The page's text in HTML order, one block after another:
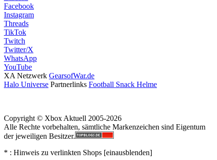
Facebook
Instagram
Threads
TikTok
Twitch
Twitter/X
WhatsApp
YouTube
XA Netzwerk GearsofWar.de
Halo Universe Partnerlinks Football Snack Helme
Copyright © Xbox Aktuell 2005-2026
Alle Rechte vorbehalten, sämtliche Markenzeichen sind Eigentum
der jeweiligen Besitzer.
* : Hinweis zu verlinkten Shops [einausblenden]